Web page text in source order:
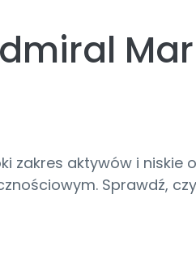
zakres aktywów i niskie
Sprawdź,